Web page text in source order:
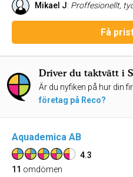
Mikael J: Proffesionellt,
Få
Driver du taktvätt i
Är du nyfiken på hur din
företag på Reco?
Aquademica AB
4.3
11 omdömen